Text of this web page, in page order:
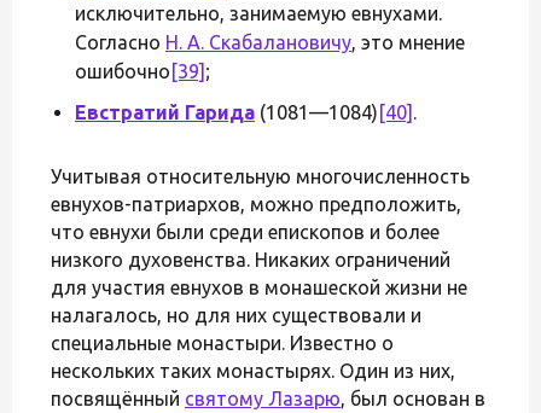
исключительно, занимаемую евнухами.
Согласно Н. А. Скабалановичу, это мнение
ошибочно [39] ;
Евстратий Гарида (1081—1084) [40] .
Учитывая относительную многочисленность
евнухов-патриархов, можно предположить,
что евнухи были среди епископов и более
низкого духовенства. Никаких ограничений
для участия евнухов в монашеской жизни не
налагалось, но для них существовали и
специальные монастыри. Известно о
нескольких таких монастырях. Один из них,
посвящённый святому Лазарю, был основан в